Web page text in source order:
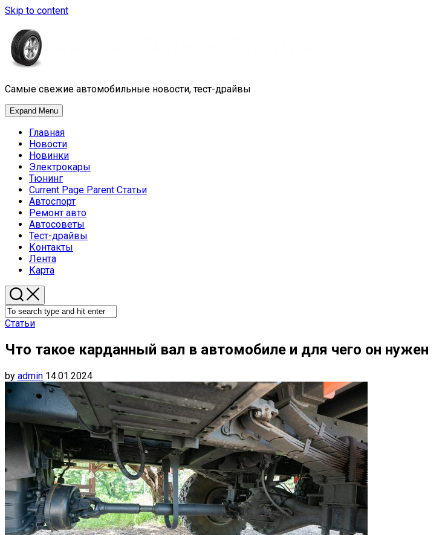
Skip to content
Самые свежие автомобильные новости, тест-драйвы
Expand Menu
Главная
Новости
Новинки
Электрокары
Тюнинг
Current Page Parent Статьи
Автоспорт
Ремонт авто
Автосоветы
Тест-драйвы
Контакты
Лента
Карта
Статьи
Что такое карданный вал в автомобиле и для чего он нужен
by admin 14.01.2024